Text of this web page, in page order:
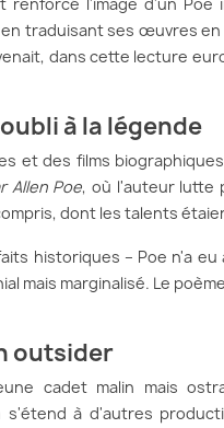
traduisant ses œuvres en
dans cette lecture
à la légende
et des films
Allen Poe, où l'auteur lutte
dont les talents
historiques – Poe n'a eu
mais marginalisé. Le
outsider
cadet malin mais
à d'autres